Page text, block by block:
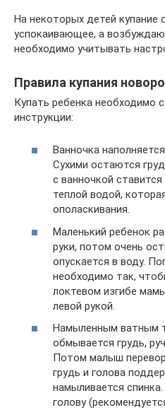
На некоторых детей купание
успокаивающее, а
необходимо учитывать
Правила купания
Купать ребенка необходимо
инструкции:
Ванночка
Сухими остаются
с ванночкой
теплой водой,
ополаскивания.
Маленький ребенок
руки, потом очень
опускается в воду.
необходимо так,
локтевом изгибе
левой рукой.
Намыленным ватным
обмывается грудь,
Потом малыш
грудь и голова
намыливается
голову